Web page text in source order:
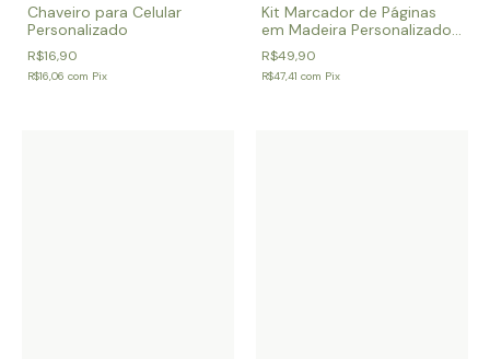
Chaveiro para Celular
Personalizado
R$16,90
R$16,06 com Pix
Kit Marcador de Páginas
em Madeira Personalizado
- 10 unidades
R$49,90
R$47,41 com Pix